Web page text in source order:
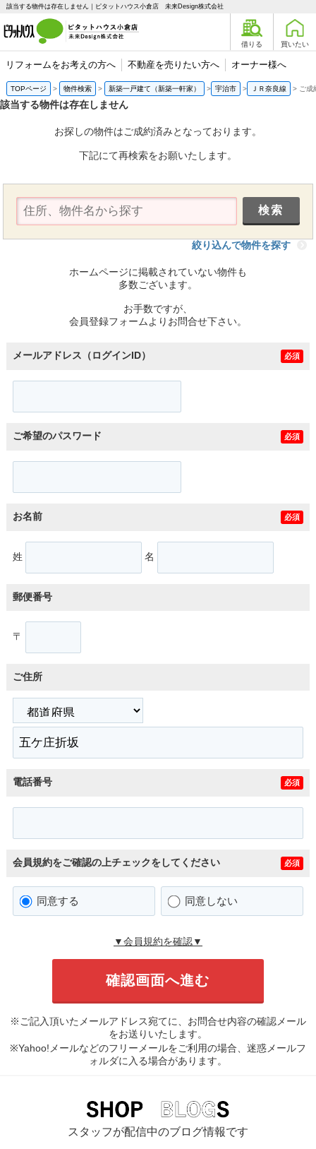
該当する物件は存在しません｜ピタットハウス小倉店 未来Design株式会社
借りる 買いたい
リフォームをお考えの方へ 不動産を売りたい方へ オーナー様へ
TOPページ 物件検索 新築一戸建て（新築一軒家） 宇治市 ＪＲ奈良線 ご成
該当する物件は存在しません
お探しの物件はご成約済みとなっております。
下記にて再検索をお願いたします。
絞り込んで物件を探す
ホームページに掲載されていない物件も
多数ございます。
お手数ですが、
会員登録フォームよりお問合せ下さい。
メールアドレス（ログインID） 必須
ご希望のパスワード 必須
お名前 必須
姓 名
郵便番号
〒
ご住所
電話番号 必須
会員規約をご確認の上チェックをしてください 必須
同意する 同意しない
▼会員規約を確認▼
※ご記入頂いたメールアドレス宛てに、お問合せ内容の確認メール
をお送りいたします。
※Yahoo!メールなどのフリーメールをご利用の場合、迷惑メールフ
ォルダに入る場合があります。
スタッフが配信中のブログ情報です